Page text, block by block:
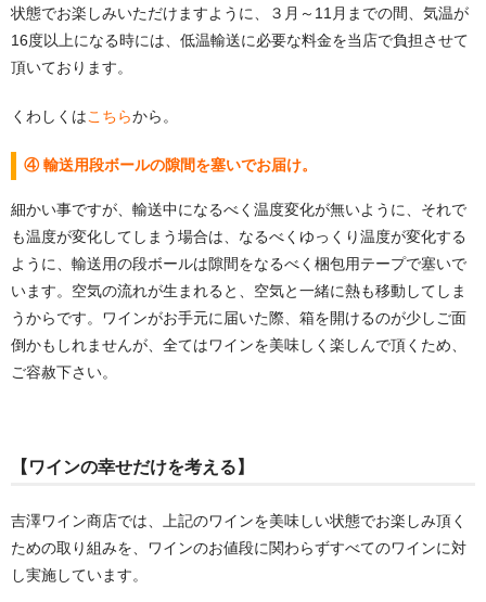
状態でお楽しみいただけますように、３月～11月までの間、気温が
16度以上になる時には、低温輸送に必要な料金を当店で負担させて
頂いております。
くわしくはこちらから。
④ 輸送用段ボールの隙間を塞いでお届け。
細かい事ですが、輸送中になるべく温度変化が無いように、それで
も温度が変化してしまう場合は、なるべくゆっくり温度が変化する
ように、輸送用の段ボールは隙間をなるべく梱包用テープで塞いで
います。空気の流れが生まれると、空気と一緒に熱も移動してしま
うからです。ワインがお手元に届いた際、箱を開けるのが少しご面
倒かもしれませんが、全てはワインを美味しく楽しんで頂くため、
ご容赦下さい。
【ワインの幸せだけを考える】
吉澤ワイン商店では、上記のワインを美味しい状態でお楽しみ頂く
ための取り組みを、ワインのお値段に関わらずすべてのワインに対
し実施しています。